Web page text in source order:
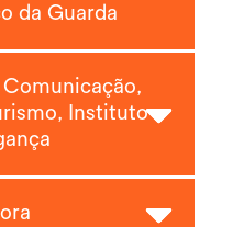
da Guarda
Comunicação,
Instituto